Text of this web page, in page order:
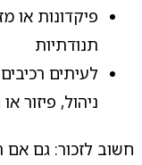
פיקדונות או
תנודתיות
לעיתים
ניהול, פיזור
חשוב לזכור: גם אם